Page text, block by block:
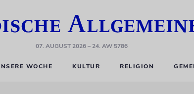
07. AUGUST 2026– 24. AW 5786
WOCHE KULTUR RELIGION